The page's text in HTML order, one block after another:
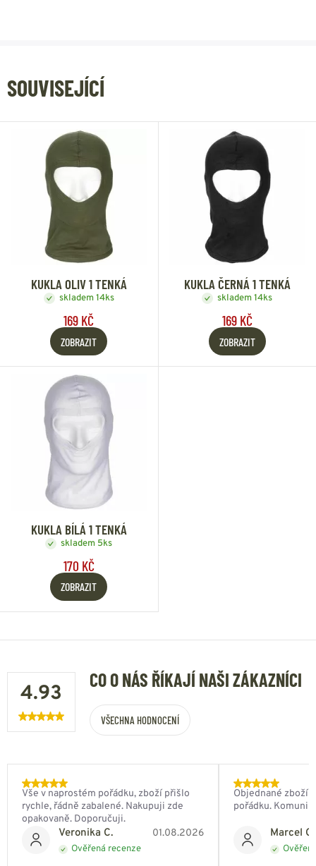
SOUVISEJÍCÍ
KUKLA OLIV 1 TENKÁ
skladem 14ks
169 KČ
ZOBRAZIT
KUKLA ČERNÁ 1 TENKÁ
skladem 14ks
169 KČ
ZOBRAZIT
KUKLA BÍLÁ 1 TENKÁ
skladem 5ks
170 KČ
ZOBRAZIT
4.93
CO O NÁS ŘÍKAJÍ NAŠI ZÁKAZNÍCI
VŠECHNA HODNOCENÍ
Veronika C. 01.08.2026
Ověřená recenze
Vše v naprostém pořádku, zboží přišlo
rychle, řádně zabalené. Nakupuji zde
opakovaně. Doporučuji.
Marcel
Objednané zboží
pořádku.